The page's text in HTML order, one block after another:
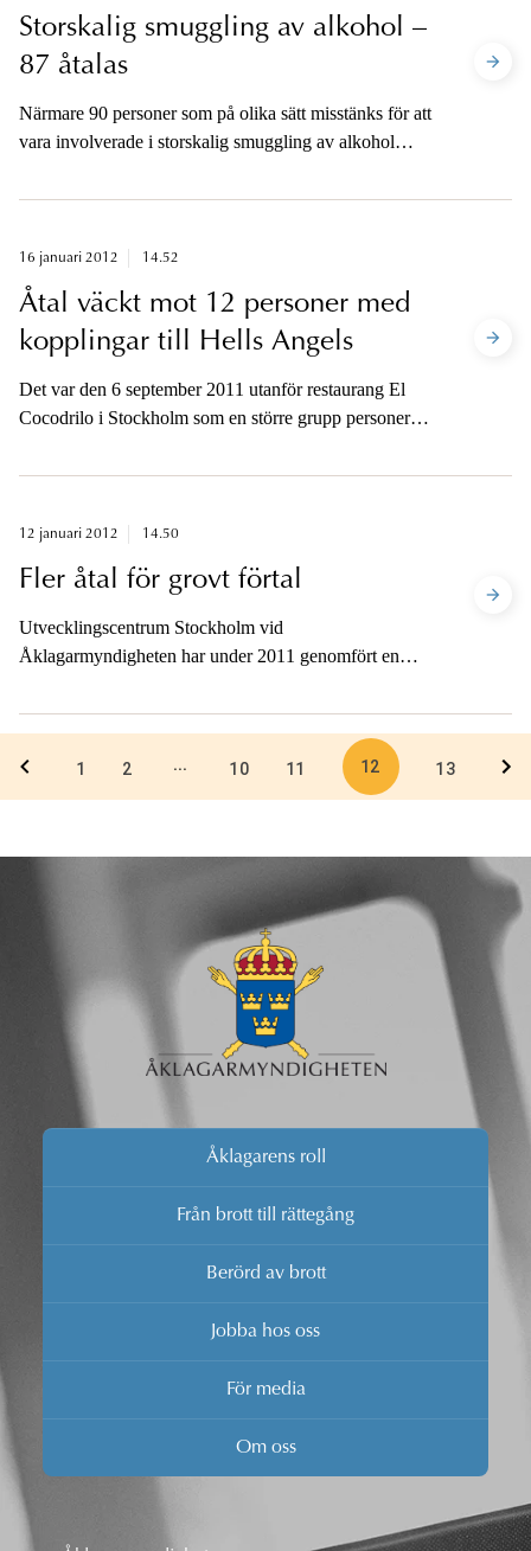
Storskalig smuggling av alkohol –
87 åtalas
Närmare 90 personer som på olika sätt misstänks för att
vara involverade i storskalig smuggling av alkohol
16 januari 2012 14.52
Åtal väckt mot 12 personer med
kopplingar till Hells Angels
Det var den 6 september 2011 utanför restaurang El
Cocodrilo i Stockholm som en större grupp personer
miljön.
12 januari 2012 14.50
Fler åtal för grovt förtal
Utvecklingscentrum Stockholm vid
Åklagarmyndigheten har under 2011 genomfört en
och brott mot personuppgiftslagen (PUL).
1 2 ... 10 11 12 13
Åklagarens roll
Från brott till rättegång
Berörd av brott
Jobba hos oss
För media
Om oss